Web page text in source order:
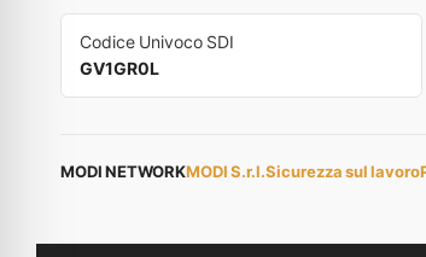
Codice Univoco SDI
GV1GR0L
MODI NETWORKMODI S.r.l.Sicurezza sul lavoro